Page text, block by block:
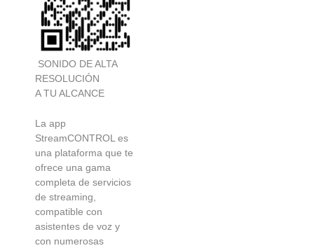
SONIDO DE ALTA
RESOLUCIÓN
A TU ALCANCE
La app
StreamCONTROL es
una plataforma que te
ofrece una gama
completa de servicios
de streaming,
compatible con
asistentes de voz y
con numerosas